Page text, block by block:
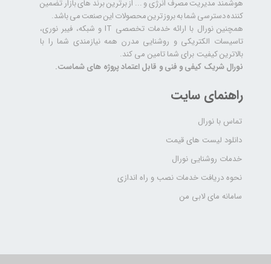
راهنمای سایت
تماس با نورال
دانلود لیست های قیمت
خدمات روشنایی نورال
نحوه دریافت خدمات نصب و راه اندازی
سامانه مای لابی من
هوشمند مدیریت مصرف انرژی و ... از برترین برند های بازار تضمین
کننده دسترسی شما به بروز ترین محصولات این صنعت می باشد.
همچنین نورال با ارائه خدمات تخصصی IT و شبکه، فیبر نوری،
تاسیسات الکتریکی و روشنایی مدرن همه نیازمندی شما را با
بالاترین کیفیت برای شما تامین می کند.
نورال شریک کیفی و فنی و قابل اعتماد پروژه های شماست.